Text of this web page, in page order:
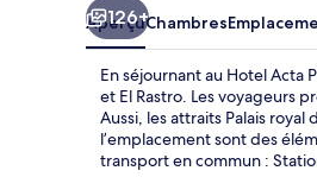
126+
AperçuChambres
En séjournant au Hotel Acta
et El Rastro. Les voyageurs
Aussi, les attraits Palais
l’emplacement sont des
transport en commun :